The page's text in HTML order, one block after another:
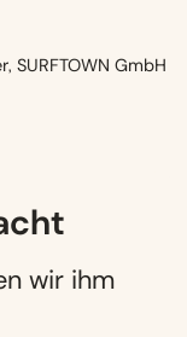
SURFTOWN GmbH
wir ihm